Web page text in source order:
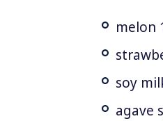
melon
soy
agave